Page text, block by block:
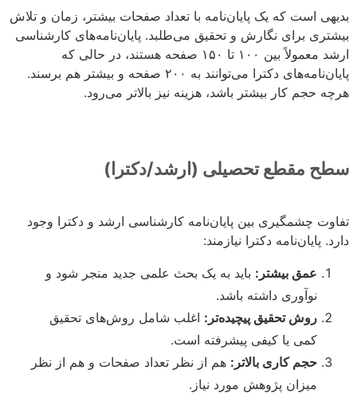
بدیهی است که یک پایان‌نامه با تعداد صفحات بیشتر، زمان و تلاش
بیشتری برای نگارش و تحقیق می‌طلبد. پایان‌نامه‌های کارشناسی
ارشد معمولاً بین ۱۰۰ تا ۱۵۰ صفحه هستند، در حالی که
پایان‌نامه‌های دکترا می‌توانند به ۲۰۰ صفحه و بیشتر هم برسند.
هرچه حجم کار بیشتر باشد، هزینه نیز بالاتر می‌رود.
سطح مقطع تحصیلی (ارشد/دکترا)
تفاوت چشمگیری بین پایان‌نامه کارشناسی ارشد و دکترا وجود
دارد. پایان‌نامه دکترا نیازمند:
عمق بیشتر: باید به یک بحث علمی جدید منجر شود و
نوآوری داشته باشد.
روش تحقیق پیچیده‌تر: اغلب شامل روش‌های تحقیق
کمی یا کیفی پیشرفته است.
حجم کاری بالاتر: هم از نظر تعداد صفحات و هم از نظر
میزان پژوهش مورد نیاز.